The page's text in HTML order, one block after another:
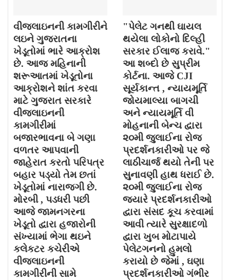
વીજલાઇનની કામગીરીને
લઇને ગુજરાતના
ખેડૂતોમાં ભારે આક્રોશ
છે. આજ મહિનાની
શરૂઆતમાં ખેડૂતોના
આક્રોશને શાંત કરવા
માટે ગુજરાત સરકારે
વીજલાઇનની
કામગીરીમાં
બજારભાવના બે ગણા
વળતર આપવાની
જાહેરાત કરતો પરિપત્ર
બહાર પડ્યો તેમ છતાં
ખેડૂતોમાં નારાજગી છે.
મોરબી , પડધરી પછી
આજે જામનગરના
ખેડૂતો દ્વારા હજારોની
સંખ્યામાં ભેગા થઇને
કલેકટર કચેરીએ
વીજલાઇનની
કામગીરીની સામે
"પેલેટ ગનથી ઘાયલ
થયેલા લોકોનો દિલ્હી
સરકાર ઈલાજ કરાવે."
આ શબ્દો છે સુપ્રીમ
કોર્ટના. આજે CJI
સૂર્યકાન્ત , ન્યાયમૂર્તિ
જોયમાલ્યા બાગચી
અને ન્યાયમૂર્તિ વી
મોહનાની બેન્ચ દ્વારા
૨૦મી જુલાઈના રોજ
પ્રદર્શનકારીઓ પર જે
લાઠીચાર્જ થયો તેની પર
સુનાવણી હાથ ધરાઈ છે.
૨૦મી જુલાઈના રોજ
જયારે પ્રદર્શનકારીઓ
દ્વારા સંસદ કૂચ કરવામાં
આવી ત્યારે સુરક્ષાદળો
દ્વારા ખુબ મોટાપાયે
પેલેટગનનો હુમલો
કરાયો છે જેમાં , ઘણા
પ્રદર્શનકારીઓ ગંભીર